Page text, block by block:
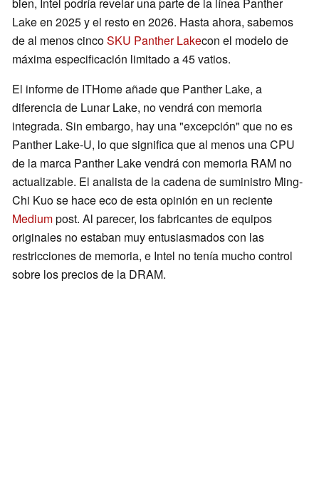
Lake en 2025 y el resto en 2026. Hasta ahora, sabemos
de al menos cincoSKU Panther Lakecon el modelo de
máxima especificación limitado a 45 vatios.
El informe de ITHome añade que Panther Lake, a
diferencia de Lunar Lake, no vendrá con memoria
integrada. Sin embargo, hay una "excepción" que no es
Panther Lake-U, lo que significa que al menos una CPU
de la marca Panther Lake vendrá con memoria RAM no
actualizable. El analista de la cadena de suministro Ming-
Chi Kuo se hace eco de esta opinión en un reciente
Mediumpost. Al parecer, los fabricantes de equipos
originales no estaban muy entusiasmados con las
restricciones de memoria, e Intel no tenía mucho control
sobre los precios de la DRAM.